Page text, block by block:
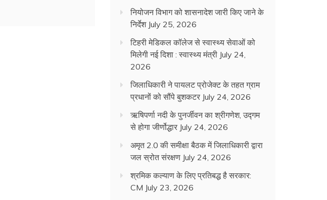
नियोजन विभाग को शासनादेश जारी किए जाने के
निर्देश July 25, 2026
टिहरी मेडिकल कॉलेज से स्वास्थ्य सेवाओं को
मिलेगी नई दिशा : स्वास्थ्य मंत्री July 24,
2026
जिलाधिकारी ने पायलट प्रोजेक्ट के तहत ग्राम
प्रधानों को सौंपे बुशकटर July 24, 2026
ऋषिपर्णा नदी के पुनर्जीवन का श्रीगणेश, उद्गम
से होगा जीर्णोद्धार July 24, 2026
अमृत 2.0 की समीक्षा बैठक में जिलाधिकारी द्वारा
जल स्रोत संरक्षण July 24, 2026
श्रमिक कल्याण के लिए प्रतिबद्ध है सरकार:
CM July 23, 2026